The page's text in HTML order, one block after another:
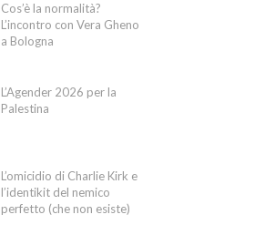
Cos’è la normalità?
L’incontro con Vera Gheno
a Bologna
L’Agender 2026 per la
Palestina
L’omicidio di Charlie Kirk e
l’identikit del nemico
perfetto (che non esiste)